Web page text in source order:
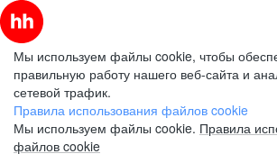
Мы используем файлы cookie, чтобы
правильную работу нашего веб-сайта и
сетевой трафик.
Правила использования файлов cookie
Мы используем файлы cookie. Правила
файлов cookie